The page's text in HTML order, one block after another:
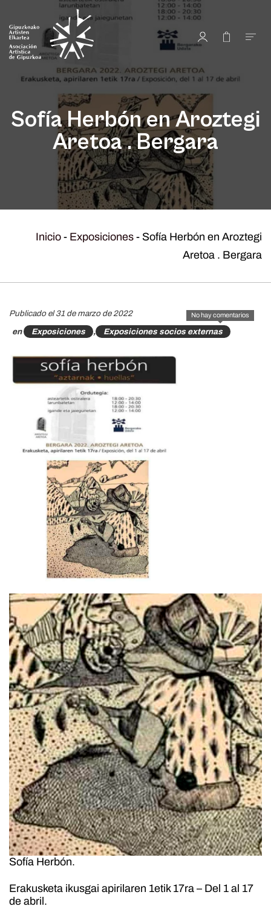
Sofía Herbón en Aroztegi
Aretoa . Bergara
Inicio - Exposiciones - Sofía Herbón en Aroztegi
Aretoa . Bergara
No hay comentarios
Publicado el 31 de marzo de 2022
en
Exposiciones , Exposiciones socios externas
Sofía Herbón.
Erakusketa ikusgai apirilaren 1etik 17ra – Del 1 al 17
de abril.